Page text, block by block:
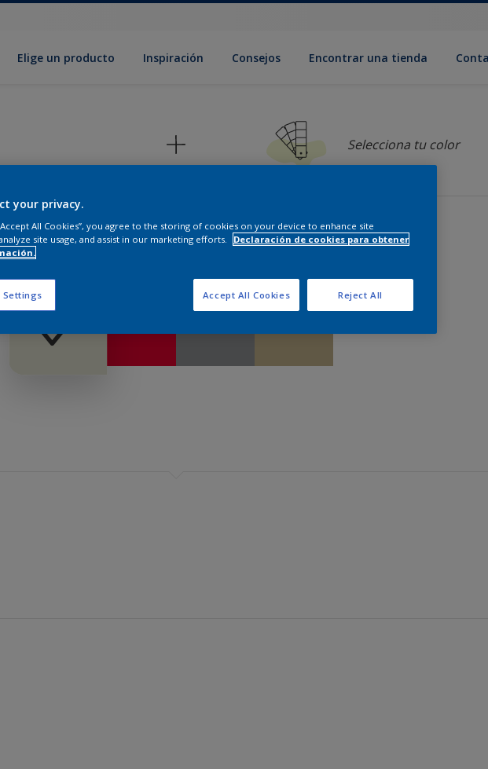
Elige un producto Inspiración Consejos Encontrar una tienda
Selecciona tu color
que tengo en mente es...
your privacy.
All Cookies”, you agree to the storing of cookies on your device to enhance site
site usage, and assist in our marketing efforts.
Declaración de cookies para obtener
Settings Reject All
Accept All Cookies